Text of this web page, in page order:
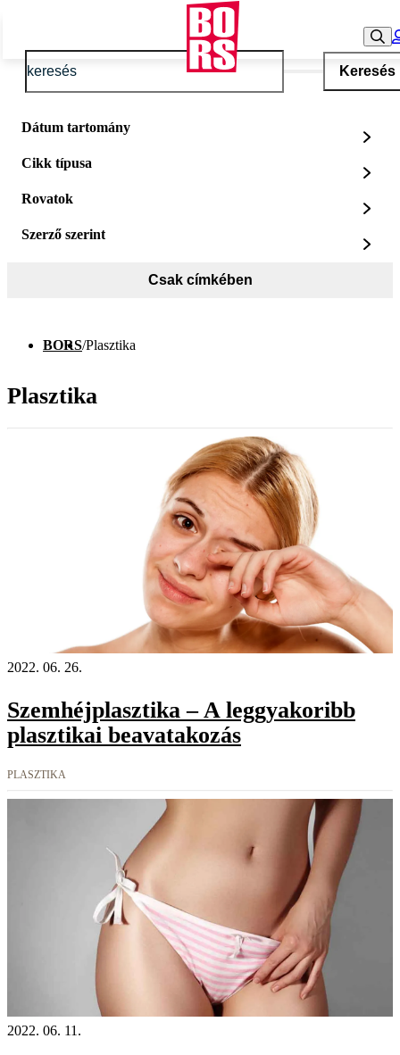
Keresés
Dátum tartomány
Cikk típusa
Rovatok
Szerző szerint
Csak címkében
BORS/Plasztika
Plasztika
2022. 06. 26.
Szemhéjplasztika – A leggyakoribb
plasztikai beavatakozás
PLASZTIKA
2022. 06. 11.